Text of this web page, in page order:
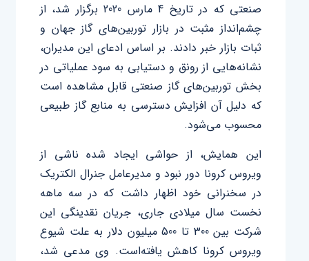
صنعتی که در تاریخ 4 مارس 2020 برگزار شد، از
چشم‌انداز مثبت در بازار توربین‌های گاز جهان و
ثبات بازار خبر دادند. بر اساس ادعای این مدیران،
نشانه‌هایی از رونق و دستیابی به سود عملیاتی در
بخش توربین‌های گاز صنعتی قابل مشاهده است
که دلیل آن افزایش دسترسی به منابع گاز طبیعی
محسوب می‌شود.
این همایش، از حواشی ایجاد شده ناشی از
ویروس کرونا دور نبود و مدیرعامل جنرال ­الکتریک
در سخنرانی خود اظهار داشت که در سه ماهه
نخست سال میلادی جاری، جریان نقدینگی این
شرکت بین 300 تا 500 میلیون دلار به علت شیوع
ویروس کرونا کاهش یافته‌است. وی مدعی شد،